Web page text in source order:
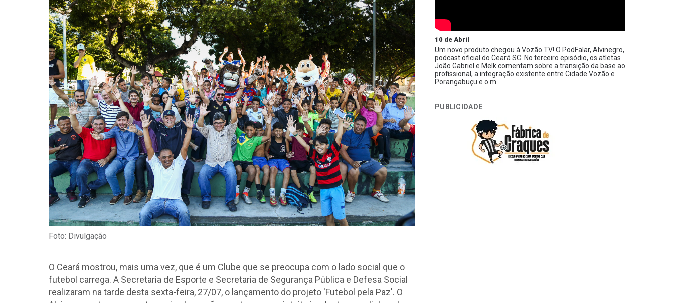
Foto: Divulgação
O Ceará mostrou, mais uma vez, que é um Clube que se preocupa com o lado social que o
futebol carrega. A Secretaria de Esporte e Secretaria de Segurança Pública e Defesa Social
realizaram na tarde desta sexta-feira, 27/07, o lançamento do projeto 'Futebol pela Paz'. O
10 de Abril
Um novo produto chegou à Vozão TV! O PodFalar, Alvinegro,
podcast oficial do Ceará SC. No terceiro episódio, os atletas
João Gabriel e Melk comentam sobre a transição da base ao
profissional, a integração existente entre Cidade Vozão e
Porangabuçu e o m
PUBLICIDADE